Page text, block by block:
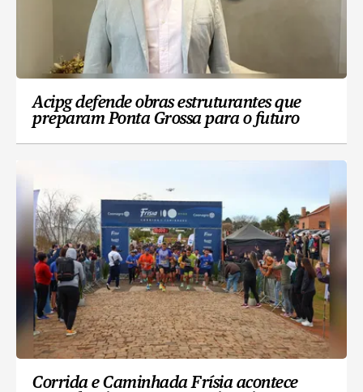
Acipg defende obras estruturantes que
preparam Ponta Grossa para o futuro
Corrida e Caminhada Frísia acontece